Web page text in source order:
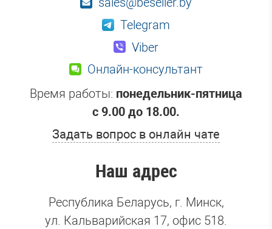
Telegram
Viber
Онлайн-консультант
Время работы: понедельник-пятница
с 9.00 до 18.00.
Задать вопрос в онлайн чате
Наш адрес
Республика Беларусь, г. Минск,
ул. Кальварийская 17, офис 518.